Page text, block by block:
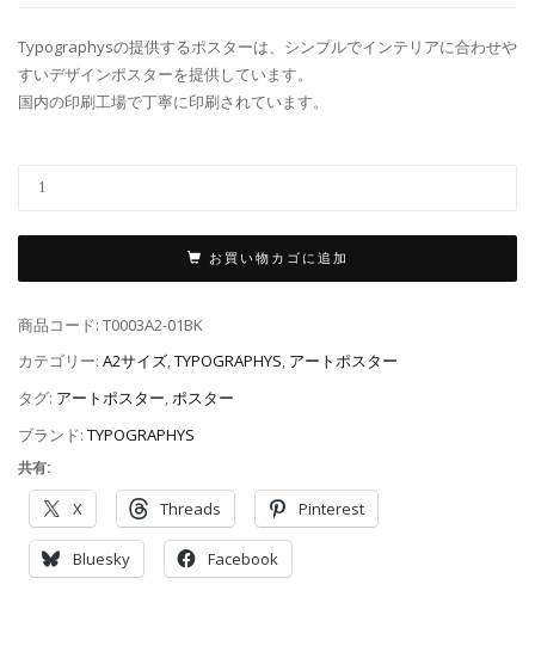
Typographysの提供するポスターは、シンプルでインテリアに合わせや
すいデザインポスターを提供しています。
国内の印刷工場で丁寧に印刷されています。
お買い物カゴに追加
商品コード: T0003A2-01BK
カテゴリー: A2サイズ,TYPOGRAPHYS, アートポスター
タグ: アートポスター,ポスター
ブランド: TYPOGRAPHYS
共有:
X Threads Pinterest
Bluesky Facebook